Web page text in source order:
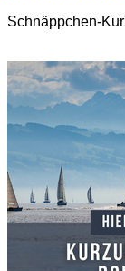
Schnäppchen-